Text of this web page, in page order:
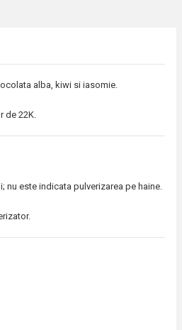
alba, kiwi si iasomie.
de 22K.
nu este indicata pulverizarea pe haine.